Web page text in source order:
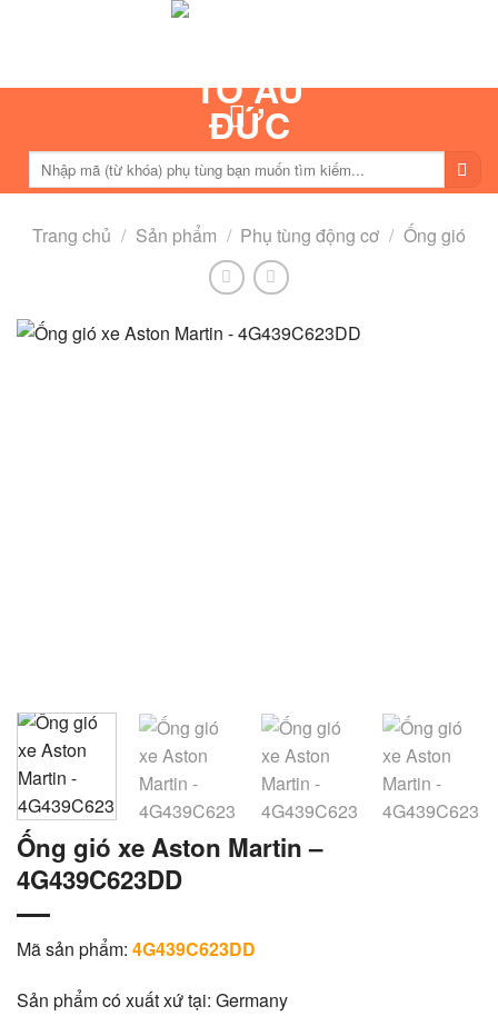
Tìm
kiếm:
Trang chủ / Sản phẩm / Phụ tùng động cơ / Ống gió
Ống gió xe Aston Martin –
4G439C623DD
Mã sản phẩm: 4G439C623DD
Sản phẩm có xuất xứ tại: Germany